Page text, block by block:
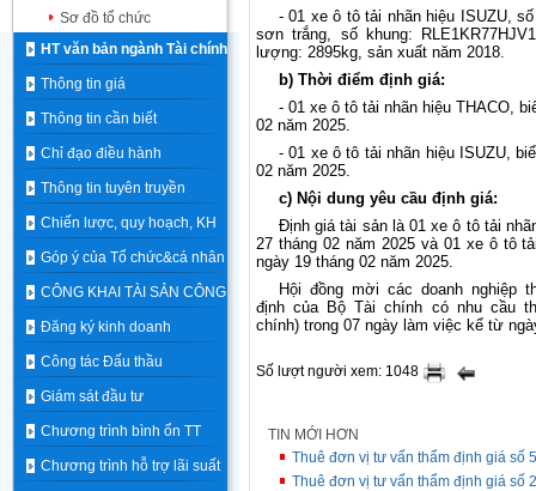
Sơ đồ tổ chức
HT văn bản ngành Tài chính
Thông tin giá
Thông tin cần biết
Chỉ đạo điều hành
Thông tin tuyên truyền
Chiến lược, quy hoạch, KH
Góp ý của Tổ chức&cá nhân
CÔNG KHAI TÀI SẢN CÔNG
Đăng ký kinh doanh
Công tác Đấu thầu
Giám sát đầu tư
Chương trình bình ổn TT
Chương trình hỗ trợ lãi suất
- 01 xe ô tô tải nhãn hiệu ISUZU,
sơn trắng, số khung:
lượng: 2895kg, sản xuất năm 2018.
b) Thời điểm định giá:
- 01 xe ô tô tải nhãn hiệu THACO,
02 năm 2025.
- 01 xe ô tô tải nhãn hiệu ISUZU,
02 năm 2025.
c) Nội dung yêu cầu định giá:
Định giá tài sản là 01 xe ô tô tải
27 tháng 02 năm 2025 và 01 xe ô tô
ngày 19 tháng 02 năm 2025.
Hội đồngmời các doanh nghiệp
định của Bộ Tài chính có nhu cầu
chính) trong 07 ngày làm việc kể từ
Số lượt người xem: 1048
TIN MỚI HƠN
Thuê đơn vị tư vấn thẩm định giá số
Thuê đơn vị tư vấn thẩm định giá số